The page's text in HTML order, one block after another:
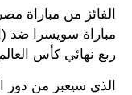
الفائز من مباراة
مباراة سويسرا ضد
ربع نهائي كأس العالم 2026.
الذي سيعبر من دور